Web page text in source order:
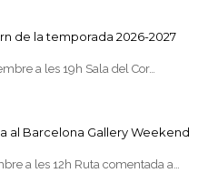
de la temporada 2026-2027
a les 19h Sala del Cor…
al Barcelona Gallery Weekend
a les 12h Ruta comentada a…